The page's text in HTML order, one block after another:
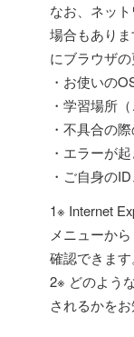
なお、ネッ
場合もあり
にブラウザ
・お使いの
・学習場所
・不具合の
・エラーが
・ご自身の
1※ Internet
メニューか
確認できます
2※ どのよう
されるかをお